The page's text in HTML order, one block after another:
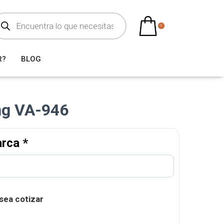
0
BLOG
VA-946
*
cotizar